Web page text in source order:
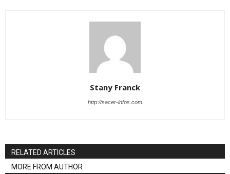
Stany Franck
http://sacer-infos.com
RELATED ARTICLES
MORE FROM AUTHOR